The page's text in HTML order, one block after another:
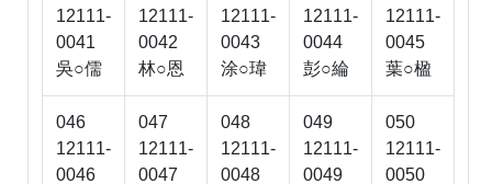
12111-
0041
吳○儒
12111-
0042
林○恩
12111-
0043
涂○瑋
12111-
0044
彭○綸
12111-
0045
葉○楹
046
12111-
0046
047
12111-
0047
048
12111-
0048
049
12111-
0049
050
12111-
0050